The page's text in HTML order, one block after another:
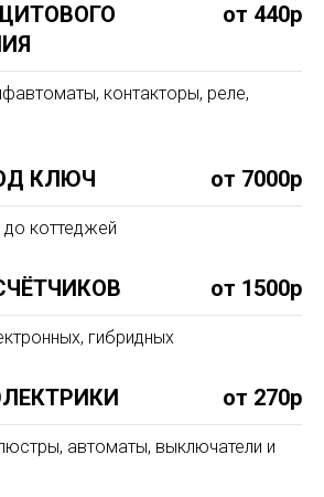
от 440р
контакторы, реле,
КЛЮЧ от 7000р
до коттеджей
от 1500р
гибридных
от 270р
автоматы, выключатели и